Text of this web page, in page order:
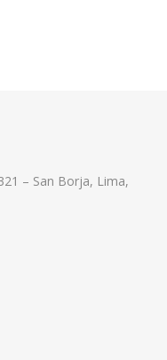
– San Borja, Lima,